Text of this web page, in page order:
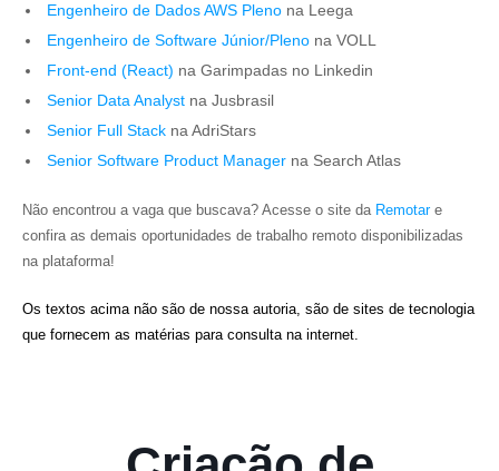
Engenheiro de Dados AWS Pleno na Leega
Engenheiro de Software Júnior/Pleno na VOLL
Front-end (React) na Garimpadas no Linkedin
Senior Data Analyst na Jusbrasil
Senior Full Stack na AdriStars
Senior Software Product Manager na Search Atlas
Não encontrou a vaga que buscava? Acesse o site da Remotar e
confira as demais oportunidades de trabalho remoto disponibilizadas
na plataforma!
Os textos acima não são de nossa autoria, são de sites de tecnologia
que fornecem as matérias para consulta na internet.